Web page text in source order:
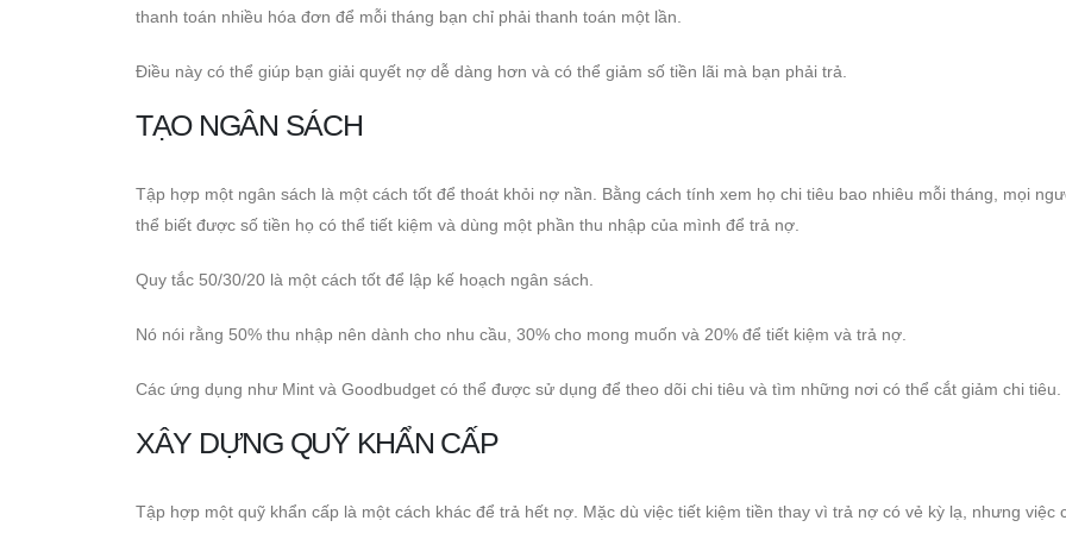
thanh toán nhiều hóa đơn để mỗi tháng bạn chỉ phải thanh toán một lần.
Điều này có thể giúp bạn giải quyết nợ dễ dàng hơn và có thể giảm số tiền lãi mà bạn phải trả.
TẠO NGÂN SÁCH
Tập hợp một ngân sách là một cách tốt để thoát khỏi nợ nần. Bằng cách tính xem họ chi tiêu bao nhiêu mỗi tháng, mọi
thể biết được số tiền họ có thể tiết kiệm và dùng một phần thu nhập của mình để trả nợ.
Quy tắc 50/30/20 là một cách tốt để lập kế hoạch ngân sách.
Nó nói rằng 50% thu nhập nên dành cho nhu cầu, 30% cho mong muốn và 20% để tiết kiệm và trả nợ.
Các ứng dụng như Mint và Goodbudget có thể được sử dụng để theo dõi chi tiêu và tìm những nơi có thể cắt giảm chi tiêu.
XÂY DỰNG QUỸ KHẨN CẤP
Tập hợp một quỹ khẩn cấp là một cách khác để trả hết nợ. Mặc dù việc tiết kiệm tiền thay vì trả nợ có vẻ kỳ lạ, nhưng việc